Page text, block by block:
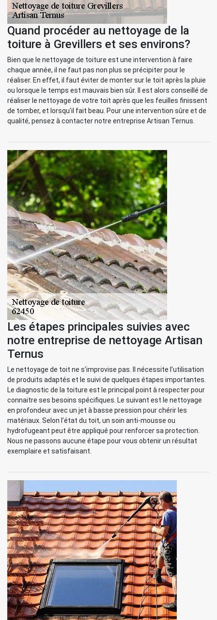
Quand procéder au nettoyage de la
toiture à Grevillers et ses environs?
Bien que le nettoyage de toiture est une intervention à faire
chaque année, il ne faut pas non plus se précipiter pour le
réaliser. En effet, il faut éviter de monter sur le toit après la pluie
ou lorsque le temps est mauvais bien sûr. Il est alors conseillé de
réaliser le nettoyage de votre toit après que les feuilles finissent
de tomber, et lorsqu'il fait beau. Pour une intervention sûre et de
qualité, pensez à contacter notre entreprise Artisan Ternus.
Les étapes principales suivies avec
notre entreprise de nettoyage Artisan
Ternus
Le nettoyage de toit ne s’improvise pas. Il nécessite l’utilisation
de produits adaptés et le suivi de quelques étapes importantes.
Le diagnostic de la toiture est le principal point à respecter pour
connaitre ses besoins spécifiques. Le suivant est le nettoyage
en profondeur avec un jet à basse pression pour chérir les
matériaux. Selon l’état du toit, un soin anti-mousse ou
hydrofugeant peut être appliqué pour renforcer sa protection.
Nous ne passons aucune étape pour vous obtenir un résultat
exemplaire et satisfaisant.